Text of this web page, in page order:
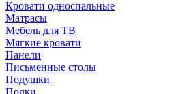
Кровати односпальные
Матрасы
Мебель для ТВ
Мягкие кровати
Панели
Письменные столы
Подушки
Полки